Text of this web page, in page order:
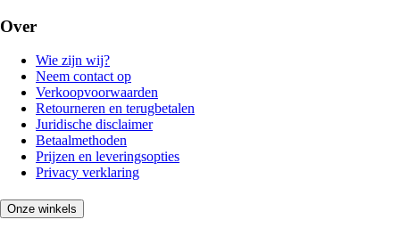
Over
Wie zijn wij?
Neem contact op
Verkoopvoorwaarden
Retourneren en terugbetalen
Juridische disclaimer
Betaalmethoden
Prijzen en leveringsopties
Privacy verklaring
Onze winkels